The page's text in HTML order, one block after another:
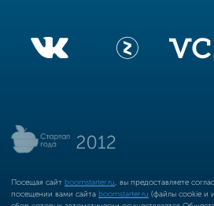
Посещая сайт boomstarter.ru , вы предоставляете
посещении вами сайта boomstarter.ru (файлы cookie и